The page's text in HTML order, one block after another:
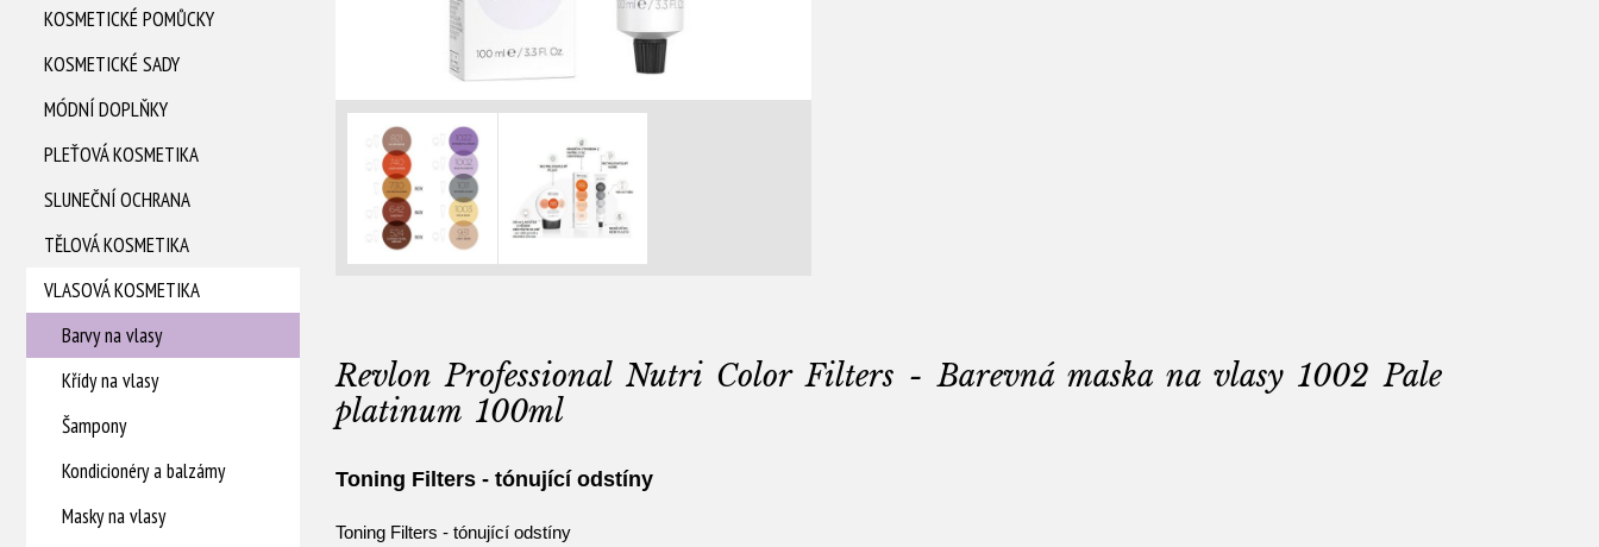
KOSMETICKÉ POMŮCKY
KOSMETICKÉ SADY
MÓDNÍ DOPLŇKY
PLEŤOVÁ KOSMETIKA
SLUNEČNÍ OCHRANA
TĚLOVÁ KOSMETIKA
VLASOVÁ KOSMETIKA
Barvy na vlasy
Křídy na vlasy
Šampony
Kondicionéry a balzámy
Masky na vlasy
Revlon Professional Nutri Color Filters - Barevná maska na vlasy 1002 Pale
platinum 100ml
Toning Filters - tónující odstíny
Toning Filters - tónující odstíny